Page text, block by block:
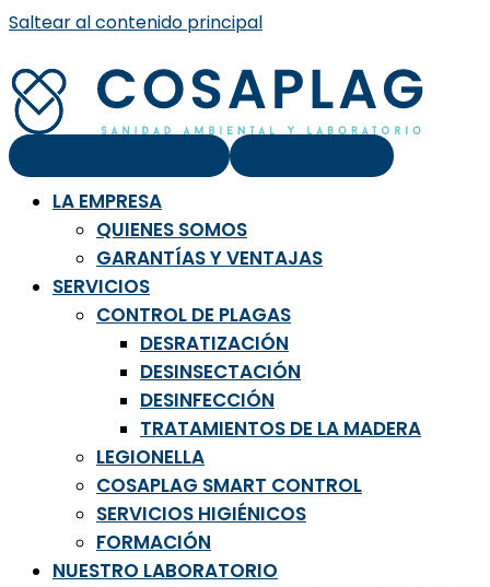
Saltear al contenido principal
LA EMPRESA
QUIENES SOMOS
GARANTÍAS Y VENTAJAS
SERVICIOS
CONTROL DE PLAGAS
DESRATIZACIÓN
DESINSECTACIÓN
DESINFECCIÓN
TRATAMIENTOS DE LA MADERA
LEGIONELLA
COSAPLAG SMART CONTROL
SERVICIOS HIGIÉNICOS
FORMACIÓN
NUESTRO LABORATORIO